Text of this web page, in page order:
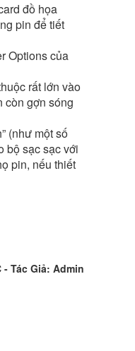
đồ họa
pin để tiết
Options của
rất lớn vào
còn gợn sóng
(như một số
bộ sạc sạc với
pin, nếu thiết
- Tác Giả: Admin